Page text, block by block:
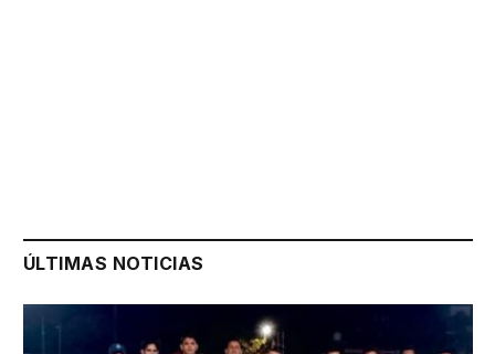
ÚLTIMAS NOTICIAS